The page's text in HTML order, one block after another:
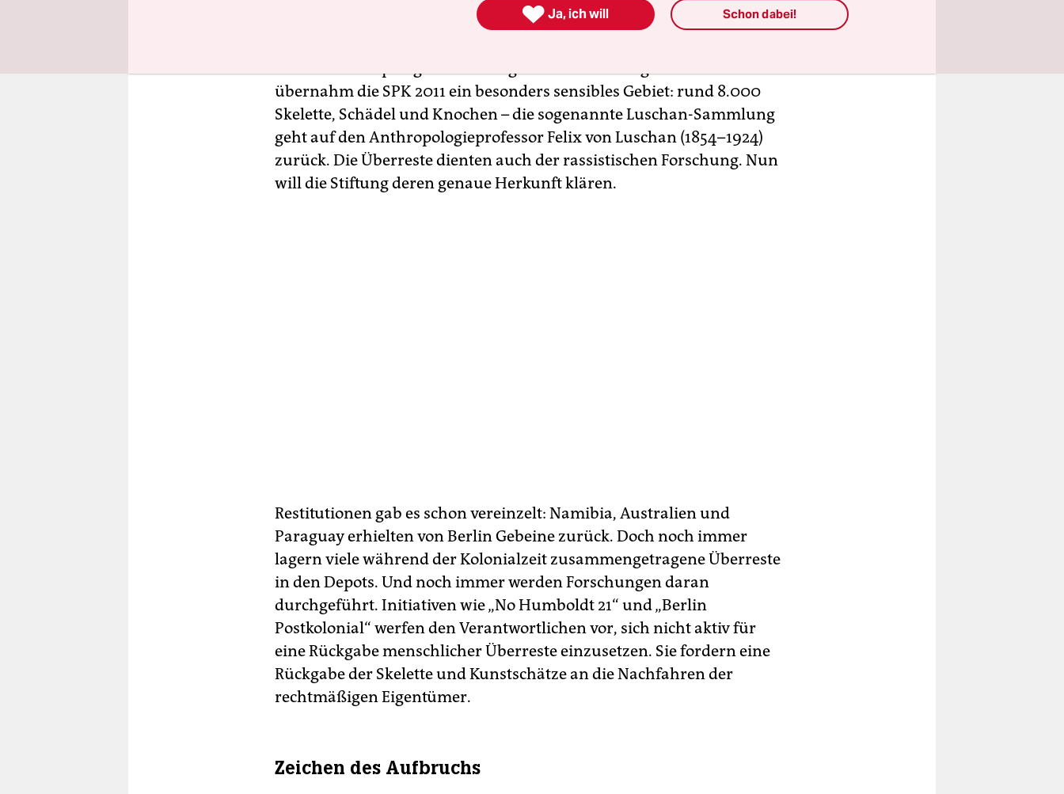
In den vergangen Jahren gab es immer wieder Debatten über die
übernahm die SPK 2011 ein besonders sensibles Gebiet: rund 8.000
Skelette, Schädel und Knochen – die sogenannte Luschan-Sammlung
geht auf den Anthropologieprofessor Felix von Luschan (1854–1924)
zurück. Die Überreste dienten auch der rassistischen Forschung. Nun
will die Stiftung deren genaue Herkunft klären.
Restitutionen gab es schon vereinzelt: Namibia, Australien und
Paraguay erhielten von Berlin Gebeine zurück. Doch noch immer
lagern viele während der Kolonialzeit zusammengetragene Überreste
in den Depots. Und noch immer werden Forschungen daran
durchgeführt. Initiativen wie „No Humboldt 21“ und „Berlin
Postkolonial“ werfen den Verantwortlichen vor, sich nicht aktiv für
eine Rückgabe menschlicher Überreste einzusetzen. Sie fordern eine
Rückgabe der Skelette und Kunstschätze an die Nachfahren der
rechtmäßigen Eigentümer.
Zeichen des Aufbruchs
 Ja, ich will Schon dabei!